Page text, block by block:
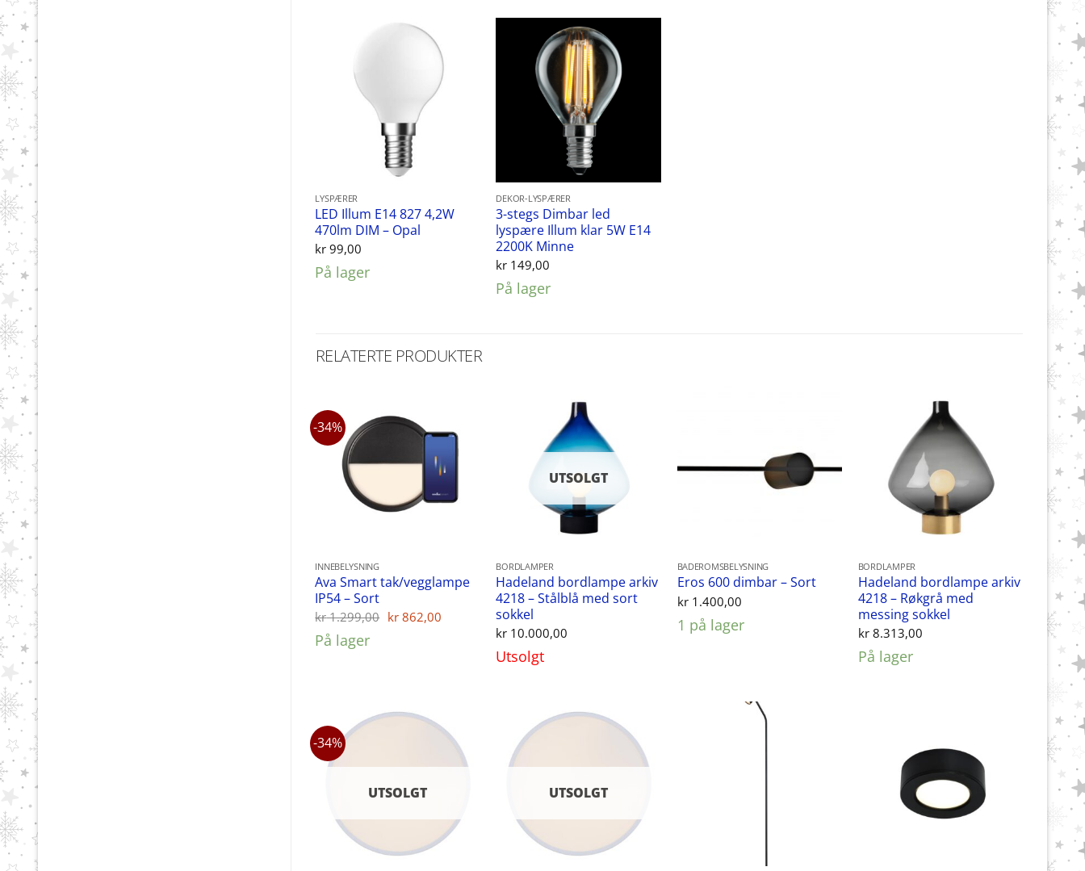
LYSPÆRER
LED Illum E14 827 4,2W
470lm DIM – Opal
kr 99,00
På lager
DEKOR-LYSPÆRER
3-stegs Dimbar led
lyspære Illum klar 5W E14
2200K Minne
kr 149,00
På lager
RELATERTE PRODUKTER
-34%
INNEBELYSNING
Ava Smart tak/vegglampe
IP54 – Sort
kr1.299,00 Opprinnelig
kr862,00Nåværende
kr 862,00.
På lager
UTSOLGT
BORDLAMPER
Hadeland bordlampe arkiv
4218 – Stålblå med sort
sokkel
kr 10.000,00
Utsolgt
BADEROMSBELYSNING
Eros 600 dimbar – Sort
kr1.400,00
1 på lager
BORDLAMPER
Hadeland bordlampe arkiv
4218 – Røkgrå med
messing sokkel
kr8.313,00
På lager
-34%
UTSOLGT UTSOLGT